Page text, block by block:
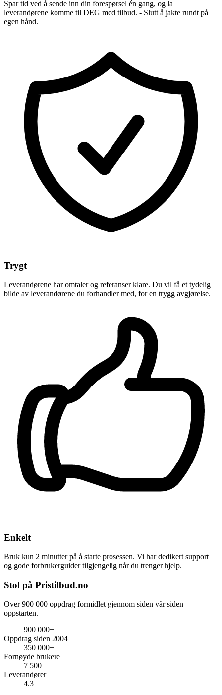
Spar tid ved å sende inn din forespørsel én gang, og la
leverandørene komme til DEG med tilbud. - Slutt å jakte rundt på
egen hånd.
Trygt
Leverandørene har omtaler og referanser klare. Du vil få et tydelig
bilde av leverandørene du forhandler med, for en trygg avgjørelse.
Enkelt
Bruk kun 2 minutter på å starte prosessen. Vi har dedikert support
og gode forbrukerguider tilgjengelig når du trenger hjelp.
Stol på Pristilbud.no
Over 900 000 oppdrag formidlet gjennom siden vår siden
oppstarten.
900 000+
Oppdrag siden 2004
350 000+
Fornøyde brukere
7 500
Leverandører
4.3